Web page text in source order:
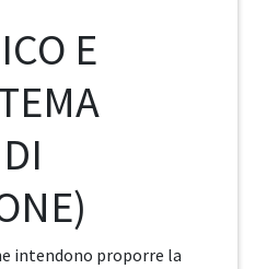
E
intendono proporre la